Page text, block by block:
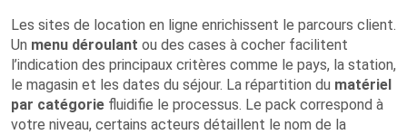
Les sites de location en ligne enrichissent le parcours client.
Un menu déroulant ou des cases à cocher facilitent
l’indication des principaux critères comme le pays, la station,
le magasin et les dates du séjour. La répartition du matériel
par catégorie fluidifie le processus. Le pack correspond à
votre niveau, certains acteurs détaillent le nom de la